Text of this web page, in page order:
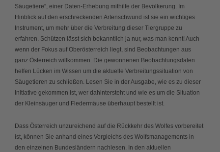
Säugetiere“, einer Daten-Erhebung mithilfe der Bevölkerung. Im
Hinblick auf den erschreckenden Artenschwund ist sie ein wichtiges
Instrument, um mehr über die Verbreitung dieser Tiergruppe zu
erfahren. Schützen lässt sich bekanntlich ja nur, was man kennt! Auch
wenn der Fokus auf Oberösterreich liegt, sind Beobachtungen aus
ganz Österreich willkommen. Die gewonnenen Beobachtungsdaten
helfen Lücken im Wissen um die aktuelle Verbreitungssituation von
Säugetieren zu schließen. Lesen Sie in der Ausgabe, wie es zu dieser
Initiative gekommen ist, wer dahintersteht und wie es um die Situation
der Kleinsäuger und Fledermäuse überhaupt bestellt ist.
Dass Österreich unzureichend auf die Rückkehr des Wolfes vorbereitet
ist, können Sie anhand eines Vergleichs des Wolfsmanagements in
den einzelnen Bundesländern nachlesen. In den aktuellen